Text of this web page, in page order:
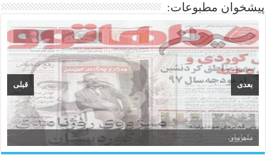
پیشخوان مطبوعات:
سیروان
قبلی بعدی